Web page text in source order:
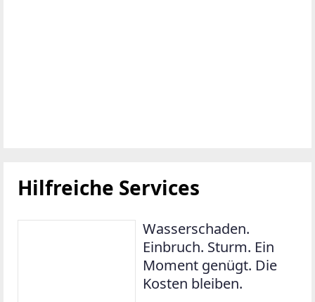
Hilfreiche Services
Wasserschaden.
Einbruch. Sturm. Ein
Moment genügt. Die
Kosten bleiben.